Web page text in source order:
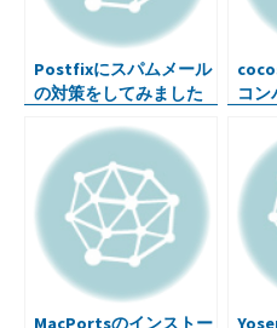
Postfixにスパムメール
の対策をしてみました
コン
MacPortsのインストー